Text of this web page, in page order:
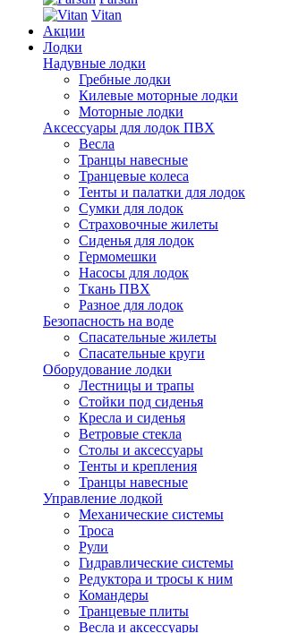
Vitan
Акции
Лодки
Надувные лодки
Гребные лодки
Килевые моторные лодки
Моторные лодки
Аксессуары для лодок ПВХ
Весла
Транцы навесные
Транцевые колеса
Тенты и палатки для лодок
Сумки для лодок
Страховочные жилеты
Сиденья для лодок
Гермомешки
Насосы для лодок
Ткань ПВХ
Разное для лодок
Безопасность на воде
Спасательные жилеты
Спасательные круги
Оборудование лодки
Лестницы и трапы
Стойки под сиденья
Кресла и сиденья
Ветровые стекла
Столы и аксессуары
Тенты и крепления
Транцы навесные
Управление лодкой
Механические системы
Троса
Рули
Гидравлические системы
Редуктора и тросы к ним
Командеры
Транцевые плиты
Весла и аксессуары